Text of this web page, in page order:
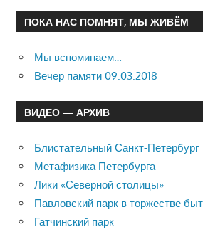
ПОКА НАС ПОМНЯТ, МЫ ЖИВЁМ
Мы вспоминаем…
Вечер памяти 09.03.2018
ВИДЕО — АРХИВ
Блистательный Санкт-Петербург
Метафизика Петербурга
Лики «Северной столицы»
Павловский парк в торжестве
Гатчинский парк